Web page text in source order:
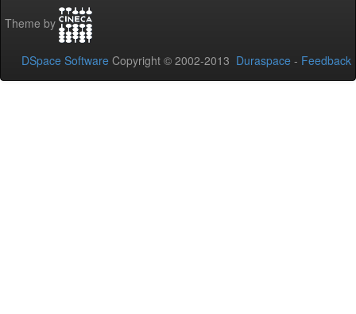
Theme by
DSpace Software Copyright © 2002-2013 Duraspace - Feedback